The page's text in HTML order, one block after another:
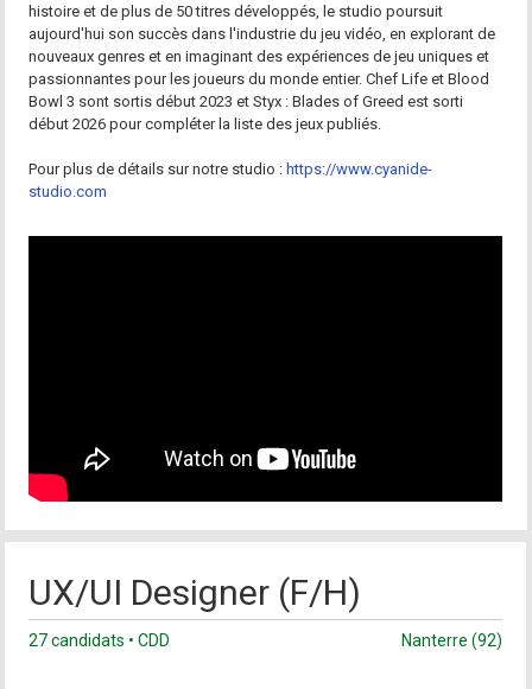
histoire et de plus de 50 titres développés, le studio poursuit
aujourd'hui son succès dans l'industrie du jeu vidéo, en explorant de
nouveaux genres et en imaginant des expériences de jeu uniques et
passionnantes pour les joueurs du monde entier. Chef Life et Blood
Bowl 3 sont sortis début 2023 et Styx : Blades of Greed est sorti
début 2026 pour compléter la liste des jeux publiés.
Pour plus de détails sur notre studio : https://www.cyanide-
studio.com
UX/UI Designer (F/H)
27 candidats • CDD Nanterre (92)